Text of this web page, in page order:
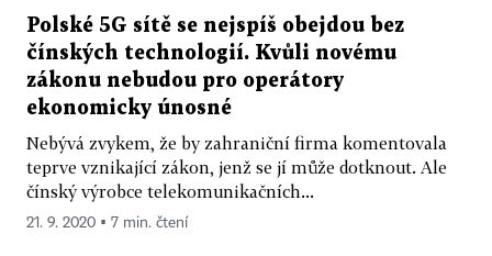
Polské 5G sítě se nejspíš obejdou bez
čínských technologií. Kvůli novému
zákonu nebudou pro operátory
ekonomicky únosné
Nebývá zvykem, že by zahraniční firma komentovala
teprve vznikající zákon, jenž se jí může dotknout. Ale
čínský výrobce telekomunikačních...
21. 9. 2020 ▪ 7 min. čtení